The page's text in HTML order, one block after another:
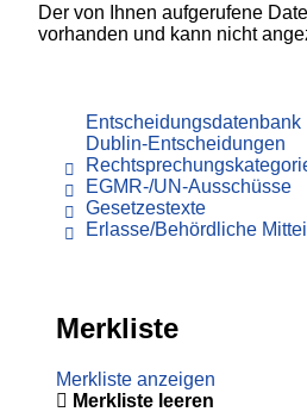
Der von Ihnen aufgerufene
vorhanden und kann nicht
Entscheidungsdatenbank
Dublin-Entscheidungen
EGMR-/UN-Ausschüsse
Gesetzestexte
Erlasse/Behördliche
Merkliste
Merkliste anzeigen
Merkliste leeren